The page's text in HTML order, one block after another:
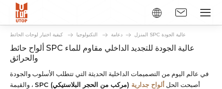
المنزل دعامة التكنولوجيا كيفية اختيار لوحات الحائط SPC عالية الجودة
ألواح حائط SPC عالية الجودة للتجديد الداخلي مقاوم للماء
والحرائق
في عالم اليوم من التصميمات الداخلية الحديثة التي تتطلب الأسلوب والجودة
والقيمة ،
SPC (مركب من الحجر البلاستيكي) ألواح جدارية